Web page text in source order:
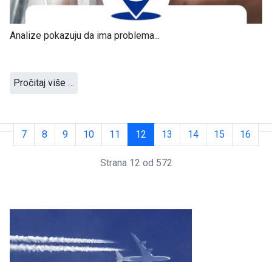
Analize pokazuju da ima problema...
Pročitaj više …
7 8 9 10 11 12 13 14 15 16
Strana 12 od 572